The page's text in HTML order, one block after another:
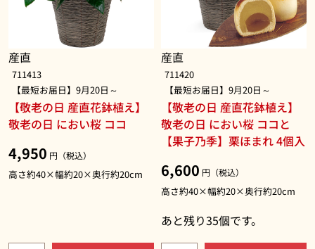
産直
711413
【最短お届日】9月20日～
【敬老の日 産直花鉢植え】
敬老の日 におい桜 ココ
4,950 円（税込）
高さ約40×幅約20×奥行約20cm
産直
711420
【最短お届日】9月20日～
【敬老の日 産直花鉢植え】
敬老の日 におい桜 ココと
【果子乃季】栗ほまれ 4個入
6,600 円（税込）
高さ約40×幅約20×奥行約20cm
あと残り35個です。